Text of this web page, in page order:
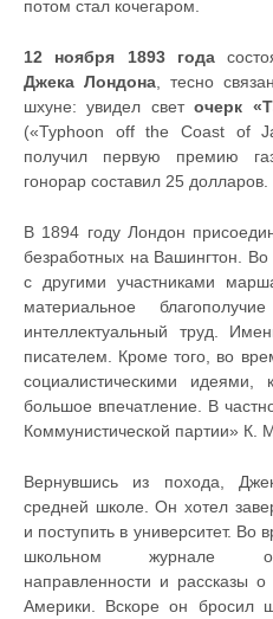
потом стал кочегаром.
12 ноября 1893 года
Джека Лондона , тесно
шхуне: увидел светочерк
(«Typhoon off the Coast of
получил первую премию
гонорар составил 25 долларов.
В 1894 году Лондон
безработных на Вашингтон.
с другими участниками
материальное
интеллектуальный труд.
писателем. Кроме того, во
социалистическими
большое впечатление. В
Коммунистической партии» К.
Вернувшись из похода,
средней школе. Он хотел
и поступить в университет.
школьном журнале
направленности и рассказы
Америки. Вскоре он бросил